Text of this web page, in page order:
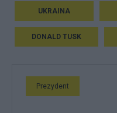
UKRAINA
DONALD TUSK
Prezydent